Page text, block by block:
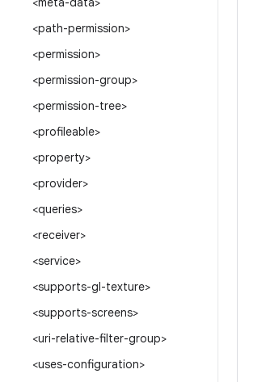
<path-permission>
<permission>
<permission-group>
<permission-tree>
<profileable>
<property>
<provider>
<queries>
<receiver>
<service>
<supports-gl-texture>
<supports-screens>
<uri-relative-filter-group>
<uses-configuration>